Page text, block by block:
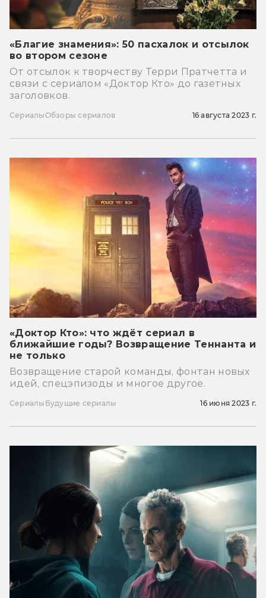
«Благие знамения»: 50 пасхалок и отсылок
во втором сезоне
От отсылок к творчеству Терри Пратчетта и
связи с сериалом «Доктор Кто» до газетных
заголовков.
СериалыОбзоры сериалов 16 августа 2023 г.
«Доктор Кто»: что ждёт сериал в
ближайшие годы? Возвращение Теннанта и
не только
Возвращение старой команды, фонтан новых
идей, спецэпизоды и многое другое.
Сериалы Будущие сериалы 16 июня 2023 г.